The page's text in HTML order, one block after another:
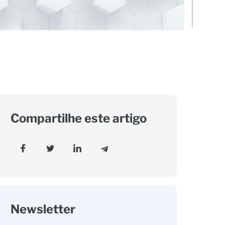
Compartilhe este artigo
Newsletter